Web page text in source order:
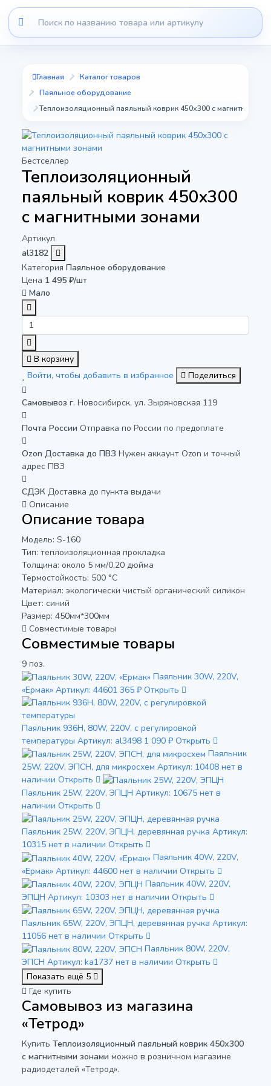
Главная
Каталог товаров
Паяльное оборудование
Теплоизоляционный паяльный коврик 450х300 с магнитными
Бестселлер
Теплоизоляционный
паяльный коврик 450х300
с магнитными зонами
Артикул
al3182
Категория Паяльное оборудование
Цена 1 495 ₽/шт
Мало
В корзину
Войти, чтобы добавить в избранное
Поделиться
Самовывоз г. Новосибирск, ул. Зыряновская 119
Почта России Отправка по России по предоплате
Ozon Доставка до ПВЗ Нужен аккаунт Ozon и точный
адрес ПВЗ
СДЭК Доставка до пункта выдачи
Описание
Описание товара
Модель: S-160
Тип: теплоизоляционная прокладка
Толщина: около 5 мм/0,20 дюйма
Термостойкость: 500 °C
Материал: экологически чистый органический силикон
Цвет: синий
Размер: 450мм*300мм
Совместимые товары
Совместимые товары
9 поз.
Паяльник 30W, 220V,
«Ермак» Артикул: 44601 365 ₽ Открыть
Паяльник 936H, 80W, 220V, с регулировкой
температуры Артикул: al3498 1 090 ₽ Открыть
Паяльник
25W, 220V, ЭПСН, для микросхем Артикул: 10408 нет в
наличии Открыть
Паяльник 25W, 220V, ЭПЦН Артикул: 10675 нет в
наличии Открыть
Паяльник 25W, 220V, ЭПЦН, деревянная ручка Артикул:
10315 нет в наличии Открыть
Паяльник 40W, 220V,
«Ермак» Артикул: 44600 нет в наличии Открыть
Паяльник 40W, 220V,
ЭПЦН Артикул: 10303 нет в наличии Открыть
Паяльник 65W, 220V, ЭПЦН, деревянная ручка Артикул:
11056 нет в наличии Открыть
Паяльник 80W, 220V,
ЭПСН Артикул: ka1737 нет в наличии Открыть
Показать ещё 5
Где купить
Самовывоз из магазина
«Тетрод»
Купить Теплоизоляционный паяльный коврик 450х300
с магнитными зонами можно в розничном магазине
радиодеталей «Тетрод».